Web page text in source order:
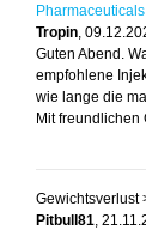
Pharmaceuticals
Tropin,
Guten Abend.
empfohlene
wie lange die
Mit freundlichen
Gewichtsverlust
Pitbull81,